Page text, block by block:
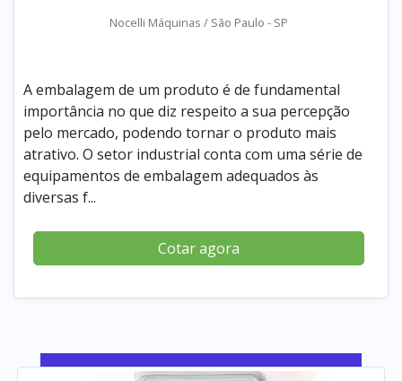
Nocelli Máquinas / São Paulo - SP
A embalagem de um produto é de fundamental
importância no que diz respeito a sua percepção
pelo mercado, podendo tornar o produto mais
atrativo. O setor industrial conta com uma série de
equipamentos de embalagem adequados às
diversas f...
Cotar agora